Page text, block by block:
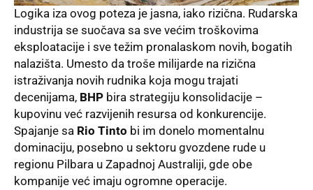
Logika iza ovog poteza je jasna, iako rizična. Rudarska
industrija se suočava sa sve većim troškovima
eksploatacije i sve težim pronalaskom novih, bogatih
nalazišta. Umesto da troše milijarde na rizična
istraživanja novih rudnika koja mogu trajati
decenijama, BHP bira strategiju konsolidacije –
kupovinu već razvijenih resursa od konkurencije.
Spajanje sa Rio Tinto bi im donelo momentalnu
dominaciju, posebno u sektoru gvozdene rude u
regionu Pilbara u Zapadnoj Australiji, gde obe
kompanije već imaju ogromne operacije.